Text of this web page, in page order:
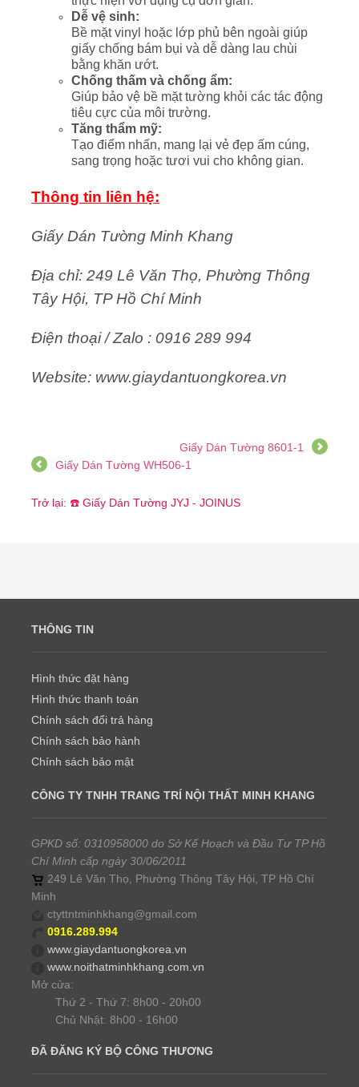
Dễ vệ sinh:
Bề mặt vinyl hoặc lớp phủ bên ngoài giúp
giấy chống bám bụi và dễ dàng lau chùi
bằng khăn ướt.
Chống thấm và chống ẩm:
Giúp bảo vệ bề mặt tường khỏi các tác động
tiêu cực của môi trường.
Tăng thẩm mỹ:
Tạo điểm nhấn, mang lại vẻ đẹp ấm cúng,
sang trọng hoặc tươi vui cho không gian.
Thông tin liên hệ:
Giấy Dán Tường Minh Khang
Địa chỉ: 249 Lê Văn Thọ, Phường Thông
Tây Hội, TP Hồ Chí Minh
Điện thoại / Zalo : 0916 289 994
Website: www.giaydantuongkorea.vn
Giấy Dán Tường 8601-1
Giấy Dán Tường WH506-1
Trở lại: ☎️ Giấy Dán Tường JYJ - JOINUS
THÔNG TIN
Hình thức đặt hàng
Hình thức thanh toán
Chính sách đổi trả hàng
Chính sách bảo hành
Chính sách bảo mật
CÔNG TY TNHH TRANG TRÍ NỘI THẤT MINH KHANG
GPKD số: 0310958000 do Sở Kế Hoạch và Đầu Tư TP Hồ
Chí Minh cấp ngày 30/06/2011
249 Lê Văn Thọ, Phường Thông Tây Hội, TP Hồ Chí
Minh
ctyttntminhkhang@gmail.com
0916.289.994
www.giaydantuongkorea.vn
www.noithatminhkhang.com.vn
Mở cửa:
Thứ 2 - Thứ 7: 8h00 - 20h00
Chủ Nhật: 8h00 - 16h00
ĐÃ ĐĂNG KÝ BỘ CÔNG THƯƠNG